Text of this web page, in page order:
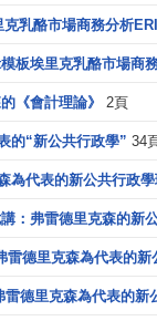
乳酪市場商務分析
板埃里克乳酪市場商
《會計理論》 2頁
的“新公共行政學” 34
為代表的新公共行政
：弗雷德里克森的新
雷德里克森為代表的新
德里克森為代表的新